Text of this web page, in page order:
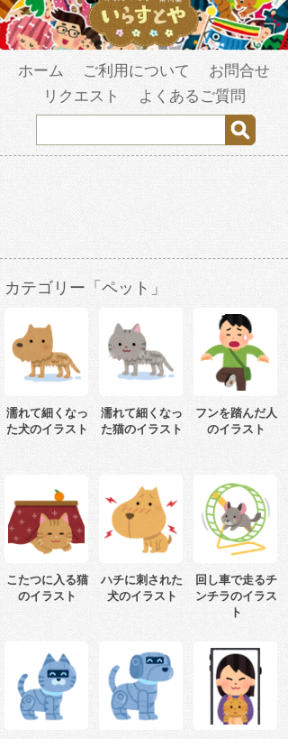
ホーム ご利用について
お問合せ
リクエスト
よくあるご質問
カテゴリー「ペット」
濡れて細くなっ
た犬のイラスト
濡れて細くなっ
た猫のイラスト
フンを踏んだ人
のイラスト
こたつに入る猫
のイラスト
ハチに刺された
犬のイラスト
回し車で走るチ
ンチラのイラス
ト